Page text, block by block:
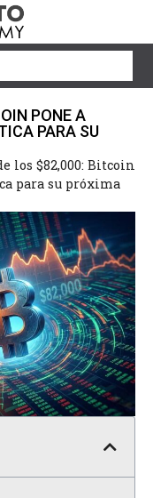
PONE A
PARA SU
los $82,000: Bitcoin
para su próxima